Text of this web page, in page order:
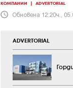
КОМПАНИИ ADVERTORIAL
Обновена 12:20ч.,
ADVERTORIAL